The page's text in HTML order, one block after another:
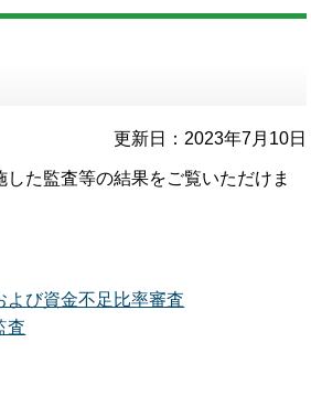
更新日：2023年7月10日
た監査等の結果をご覧いただけま
よび資金不足比率審査
査